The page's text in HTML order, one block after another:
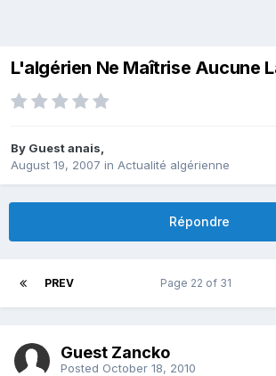
L'algérien Ne Maîtrise Aucune
By Guest anais,
August 19, 2007 in Actualité algérienne
Répondre
PREV Page 22 of 31
Guest Zancko
Posted October 18, 2010